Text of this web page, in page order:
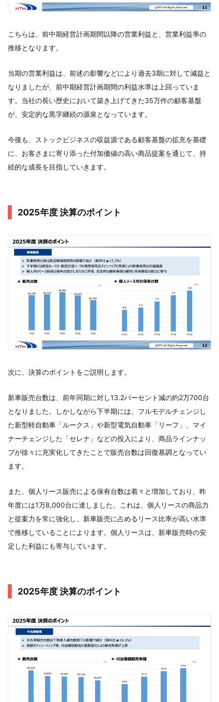
こちらは、前中期経営計画期間以降の営業利益と、営業利益率の
推移となります。
当期の営業利益は、前述の影響などにより過去3期に対して減益と
なりましたが、前中期経営計画期間の利益水準は上回っていま
す。当社の長い歴史において築き上げてきた35万件の顧客基盤
が、安定的な黒字継続の源泉となっています。
今後も、ストックビジネスの収益源である顧客基盤の拡充を基礎
に、お客さまに寄り添った付加価値の高い商品提案を通じて、持
続的な成長を目指していきます。
2025年度 決算のポイント
次に、決算のポイントをご説明します。
新車販売台数は、前年同期に対し13.2パーセント減の約2万700台
となりました。しかしながら下半期には、フルモデルチェンジし
た新型軽自動車「ルークス」や新型電気自動車「リーフ」、マイ
ナーチェンジした「セレナ」などの投入により、商品ラインナッ
プが徐々に充実化してきたことで販売台数は回復基調となってい
ます。
また、個人リース販売による保有台数は着々と増加しており、昨
年度には1万8,000台に達しました。これは、個人リースの商品力
と提案力を常に強化し、新車販売に占めるリース比率が高い水準
で推移していることによります。個人リースは、新車販売時の安
定した利益にも寄与しています。
2025年度 決算のポイント